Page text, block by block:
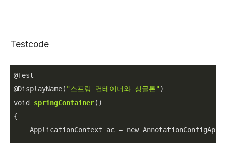
Testcode
@Test
@DisplayName( "스프링 컨테이너와 싱글톤")
void springContainer()
{
ApplicationContext ac = new